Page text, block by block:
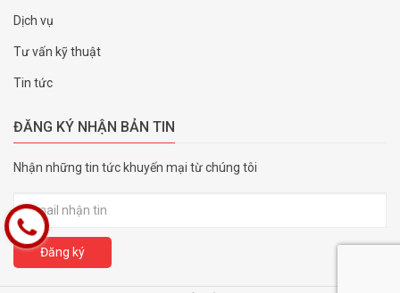
Dịch vụ
Tư vấn kỹ thuật
Tin tức
ĐĂNG KÝ NHẬN BẢN TIN
Nhận những tin tức khuyến mại từ chúng tôi
Đăng ký